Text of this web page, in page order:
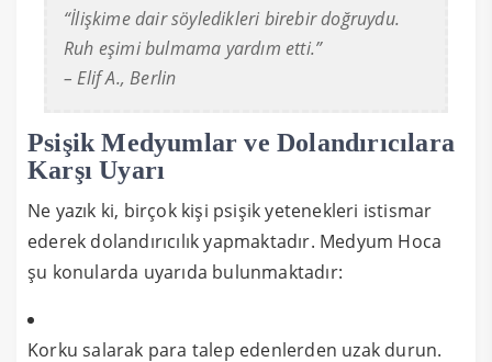
“İlişkime dair söyledikleri birebir doğruydu.
Ruh eşimi bulmama yardım etti.”
– Elif A., Berlin
Psişik Medyumlar ve Dolandırıcılara
Karşı Uyarı
Ne yazık ki, birçok kişi psişik yetenekleri istismar
ederek dolandırıcılık yapmaktadır. Medyum Hoca
şu konularda uyarıda bulunmaktadır:
Korku salarak para talep edenlerden uzak durun.